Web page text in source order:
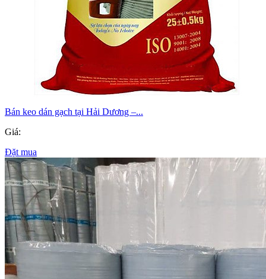
Bán keo dán gạch tại Hải Dương –...
Giá:
Đặt mua